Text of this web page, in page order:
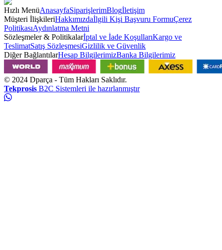
Hızlı MenüAnasayfaSiparişlerimBlogİletişim
Müşteri İlişkileriHakkımızdaİlgili Kişi Başvuru FormuÇerez
PolitikasıAydınlatma Metni
Sözleşmeler & Politikalarİptal ve İade KoşullarıKargo ve
TeslimatSatış SözleşmesiGizlilik ve Güvenlik
Diğer BağlantılarHesap BilgilerimizBanka Bilgilerimiz
© 2024 Dparça - Tüm Hakları Saklıdır.
Tekprosis B2C Sistemleri ile hazırlanmıştır